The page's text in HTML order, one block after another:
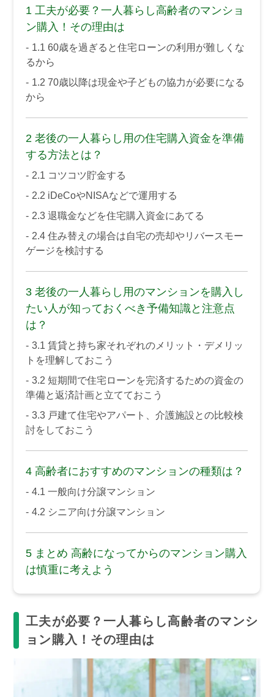
1 工夫が必要？一人暮らし高齢者のマンショ
ン購入！その理由は
1.1 60歳を過ぎると住宅ローンの利用が難しくな
るから
1.2 70歳以降は現金や子どもの協力が必要になる
から
2 老後の一人暮らし用の住宅購入資金を準備
する方法とは？
2.1 コツコツ貯金する
2.2 iDeCoやNISAなどで運用する
2.3 退職金などを住宅購入資金にあてる
2.4 住み替えの場合は自宅の売却やリバースモー
ゲージを検討する
3 老後の一人暮らし用のマンションを購入し
たい人が知っておくべき予備知識と注意点
は？
3.1 賃貸と持ち家それぞれのメリット・デメリッ
トを理解しておこう
3.2 短期間で住宅ローンを完済するための資金の
準備と返済計画と立てておこう
3.3 戸建て住宅やアパート、介護施設との比較検
討をしておこう
4 高齢者におすすめのマンションの種類は？
4.1 一般向け分譲マンション
4.2 シニア向け分譲マンション
5 まとめ 高齢になってからのマンション購入
は慎重に考えよう
工夫が必要？一人暮らし高齢者のマンシ
ョン購入！その理由は